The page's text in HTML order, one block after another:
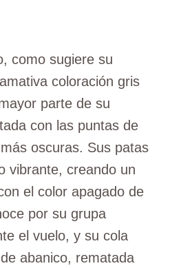
como sugiere su
coloración gris
parte de su
con las puntas de
oscuras. Sus patas
vibrante, creando un
el color apagado de
por su grupa
el vuelo, y su cola
abanico, rematada